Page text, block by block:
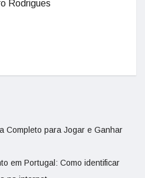
Rodrigues
Completo para Jogar e Ganhar
em Portugal: Como identificar